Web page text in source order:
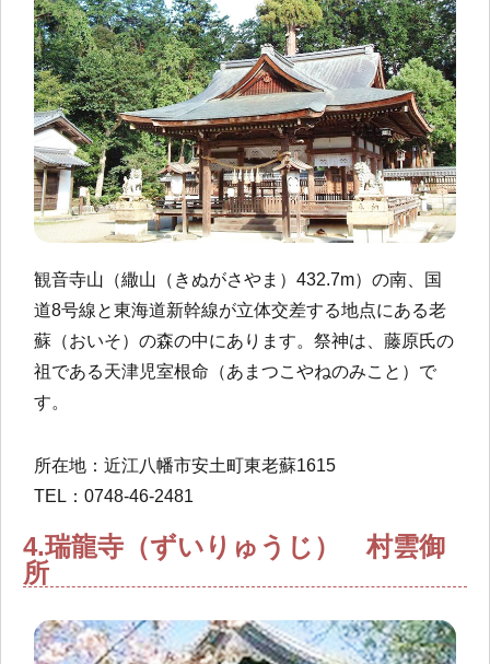
観音寺山（繖山（きぬがさやま）432.7m）の南、国
道8号線と東海道新幹線が立体交差する地点にある老
蘇（おいそ）の森の中にあります。祭神は、藤原氏の
祖である天津児室根命（あまつこやねのみこと）で
す。
所在地：近江八幡市安土町東老蘇1615
TEL：0748-46-2481
4.瑞龍寺（ずいりゅうじ） 村雲御
所